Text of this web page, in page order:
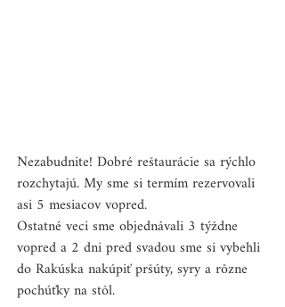
Nezabudnite! Dobré reštaurácie sa rýchlo
rozchytajú. My sme si termím rezervovali
asi 5 mesiacov vopred.
Ostatné veci sme objednávali 3 týždne
vopred a 2 dni pred svadou sme si vybehli
do Rakúska nakúpiť pršúty, syry a rôzne
pochúťky na stôl.